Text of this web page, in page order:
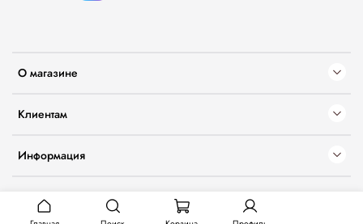
О магазине
Клиентам
Информация